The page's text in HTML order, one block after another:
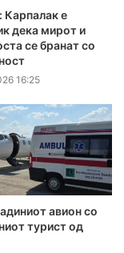
Карпалак е
дека мирот и
се бранат со
16:25
авион со
турист од